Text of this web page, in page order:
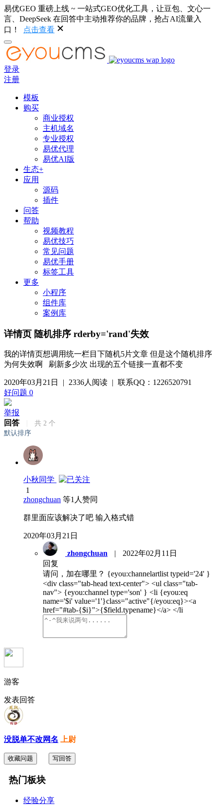
易优GEO 重磅上线 ~ 一站式GEO优化工具，让豆包、文心一
言、DeepSeek 在回答中主动推荐你的品牌，抢占AI流量入
口！
点击查看
登录
注册
模板
购买
商业授权
主机域名
专业授权
易优代理
易优AI版
生态+
应用
源码
插件
问答
帮助
视频教程
易优技巧
常见问题
易优手册
标签工具
更多
小程序
组件库
案例库
详情页 随机排序 rderby='rand'失效
我的详情页想调用统一栏目下随机5片文章 但是这个随机排序
为何失效啊 刷新多少次 出现的五个链接一直都不变
2020年03月21日 | 2336人阅读 | 联系QQ：1226520791
好问题 0
举报
回答
共 2 个
默认排序
小秋同学
1
zhongchuan 等1人赞同
群里面应该解决了吧 输入格式错
2020年03月21日
zhongchuan |
2022年02月11日
回复
请问，加在哪里？ {eyou:channelartlist typeid='24' }
<div class="tab-head text-center"> <ul class="tab-
nav"> {eyou:channel type='son' } <li {eyou:eq
name='$i' value='1'}class="active"{/eyou:eq}><a
href="#tab-{$i}">{$field.typename}</a> </li
游客
发表回答
没脱单不改网名 上尉
收藏问题 写回答
热门板块
经验分享